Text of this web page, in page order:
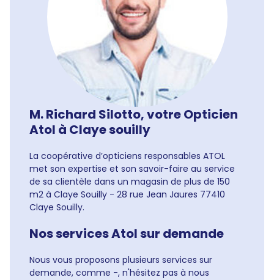
M. Richard Silotto, votre Opticien
Atol à Claye souilly
La coopérative d’opticiens responsables ATOL
met son expertise et son savoir-faire au service
de sa clientèle dans un magasin de plus de 150
m2 à Claye Souilly - 28 rue Jean Jaures 77410
Claye Souilly.
Nos services Atol sur demande
Nous vous proposons plusieurs services sur
demande, comme -, n'hésitez pas à nous